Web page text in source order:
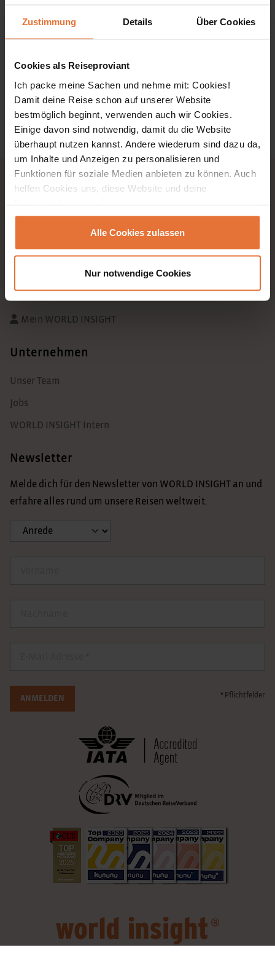
Zustimmung Details Über Cookies
Cookies als Reiseproviant
Ich packe meine Sachen und nehme mit: Cookies!
Damit deine Reise schon auf unserer Website
bestmöglich beginnt, verwenden auch wir Cookies.
Einige davon sind notwendig, damit du die Website
überhaupt nutzen kannst. Andere wiederum sind dazu da,
um Inhalte und Anzeigen zu personalisieren und
Funktionen für soziale Medien anbieten zu können. Auch
helfen Cookies uns, diese Website und deine
Alle Cookies zulassen
Nur notwendige Cookies
Bei unserem Schulprojekt in Prasat, Kambodscha,
erlernen 800 Schüler die englische Sprache. Diesen
besonderen Ort kannst du auf vielen unserer
Kambodscha-Touren besuchen – und mit einer
Übernachtung in unserer WORLD INSIGHT-Ökolodge
das Land weit abseits der Touristenpfade selbst
erleben. Schau doch schon mal online rein!
Entdecke auch
ReiseMagazin
Mein WORLD INSIGHT
Unternehmen
Unser Team
Jobs
WORLD INSIGHT Intern
Newsletter
Melde dich für den Newsletter von WORLD INSIGHT an und
erfahre alles rund um unsere Reisen weltweit.
Anrede
ANMELDEN * Pflichtfelder